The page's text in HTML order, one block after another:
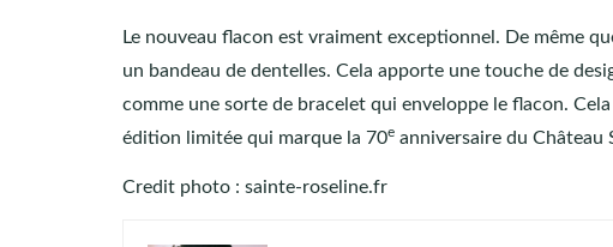
Le nouveau flacon est vraiment exceptionnel. De même
un bandeau de dentelles. Cela apporte une touche de
comme une sorte de bracelet qui enveloppe le flacon. Cela
édition limitée qui marque la 70e anniversaire du Château
Credit photo : sainte-roseline.fr